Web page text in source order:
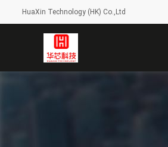
HuaXin Technology (HK) Co.,Ltd